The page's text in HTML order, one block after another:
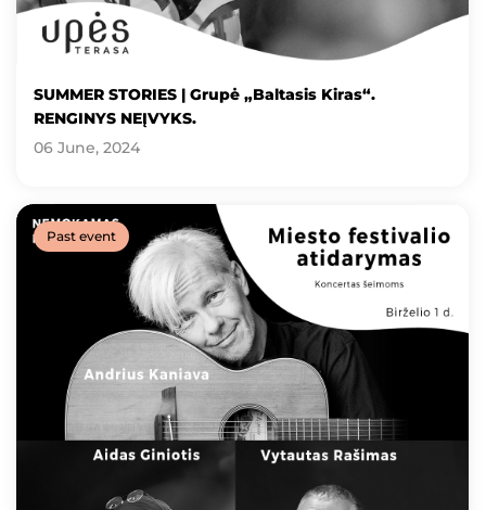
SUMMER STORIES | Grupė „Baltasis Kiras“.
RENGINYS NEĮVYKS.
06 June, 2024
Past event